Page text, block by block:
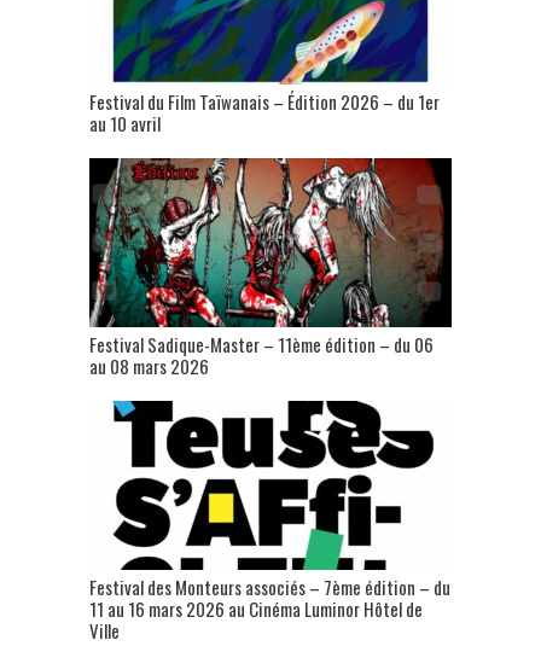
Festival du Film Taïwanais – Édition 2026 – du 1er
au 10 avril
Festival Sadique-Master – 11ème édition – du 06
au 08 mars 2026
Festival des Monteurs associés – 7ème édition – du
11 au 16 mars 2026 au Cinéma Luminor Hôtel de
Ville